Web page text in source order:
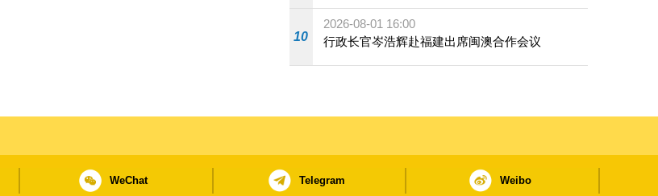
10
2026-08-01 16:00
行政长官岑浩辉赴福建出席闽澳合作会议
WeChat Telegram Weibo